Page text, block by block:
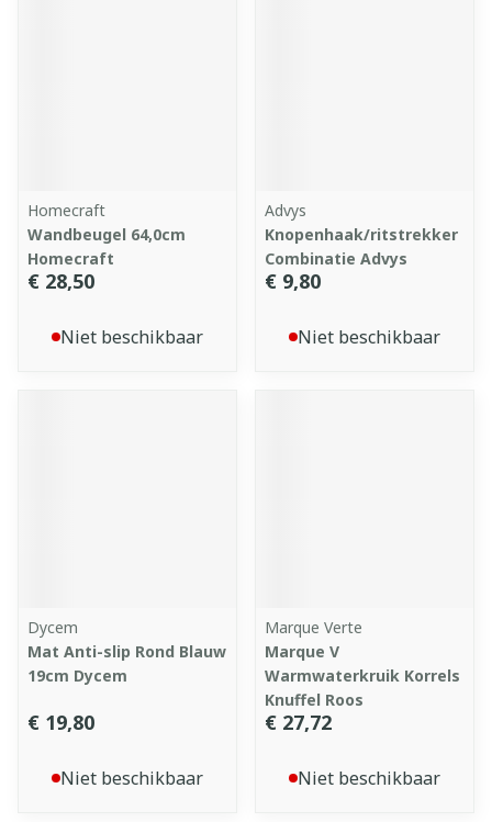
Homecraft
Wandbeugel 64,0cm
Homecraft
€ 28,50
Niet beschikbaar
Advys
Knopenhaak/ritstrekker
Combinatie Advys
€ 9,80
Niet beschikbaar
Dycem
Mat Anti-slip Rond Blauw
19cm Dycem
€ 19,80
Niet beschikbaar
Marque Verte
Marque V
Warmwaterkruik Korrels
Knuffel Roos
€ 27,72
Niet beschikbaar